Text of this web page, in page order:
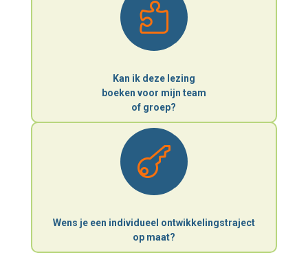

Kan ik deze lezing
boeken voor mijn team
of groep?

Wens je een individueel ontwikkelingstraject
op maat?